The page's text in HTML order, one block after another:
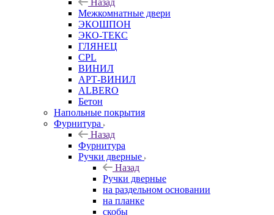
Назад
Межкомнатные двери
ЭКОШПОН
ЭКО-ТЕКС
ГЛЯНЕЦ
CPL
ВИНИЛ
АРТ-ВИНИЛ
ALBERO
Бетон
Напольные покрытия
Фурнитура
Назад
Фурнитура
Ручки дверные
Назад
Ручки дверные
на раздельном основании
на планке
скобы